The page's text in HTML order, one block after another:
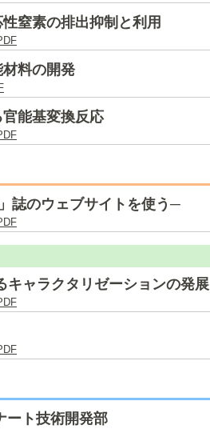
窒素の排出抑制と利用
料の開発
能基変換反応
誌のウェブサイトを使う─
キャラクタリゼーションの発展
ート技術開発部